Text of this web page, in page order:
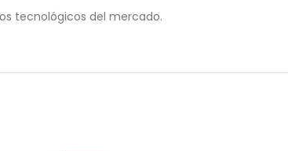
tecnológicos del mercado.